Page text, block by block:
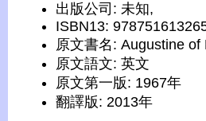
出版公司: 未知,
ISBN13:
原文書名: Augustine
原文語文: 英文
原文第一版: 1967年
翻譯版: 2013年